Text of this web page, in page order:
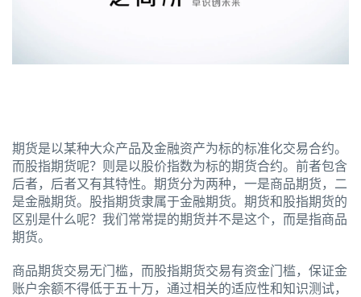
期货是以某种大众产品及金融资产为标的标准化交易合约。
而股指期货呢？则是以股价指数为标的期货合约。前者包含
后者，后者又有其特性。期货分为两种，一是商品期货，二
是金融期货。股指期货隶属于金融期货。期货和股指期货的
区别是什么呢？我们常常提的期货并不是这个，而是指商品
期货。
商品期货交易无门槛，而股指期货交易有资金门槛，保证金
账户余额不得低于五十万，通过相关的适应性和知识测试，